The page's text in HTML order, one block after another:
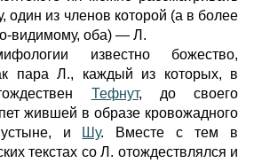
один из членов которой (а в более
видимому, оба) — Л.
известно божество,
пара Л., каждый из которых, в
Тефнут, до своего
жившей в образе кровожадного
и
Шу. Вместе с тем в
текстах со Л. отождествлялся и